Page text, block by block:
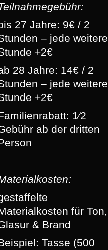
27 Jahre: 9€ / 2
– jede weitere
+2€
28 Jahre: 14€ / 2
– jede weitere
+2€
1⁄2
ab der dritten
für Ton,
& Brand
Tasse (500